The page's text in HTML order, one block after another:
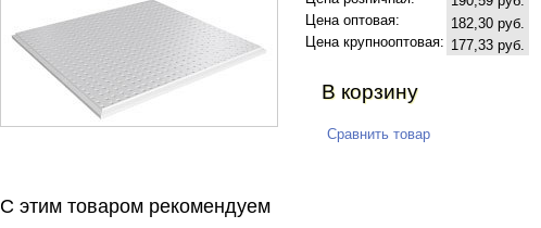
Цена оптовая:
182,30 руб.
Цена крупнооптовая: 177,33 руб.
В корзину
Сравнить товар
С этим товаром рекомендуем